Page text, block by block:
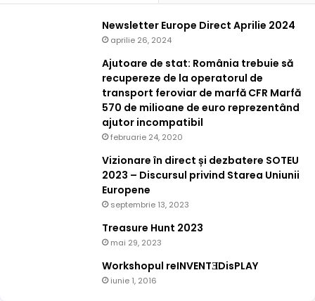
Newsletter Europe Direct Aprilie 2024
aprilie 26, 2024
Ajutoare de stat: România trebuie să
recupereze de la operatorul de
transport feroviar de marfă CFR Marfă
570 de milioane de euro reprezentând
ajutor incompatibil
februarie 24, 2020
Vizionare în direct și dezbatere SOTEU
2023 – Discursul privind Starea Uniunii
Europene
septembrie 13, 2023
Treasure Hunt 2023
mai 29, 2023
Workshopul reINVENTƎDisPLAY
iunie 1, 2016